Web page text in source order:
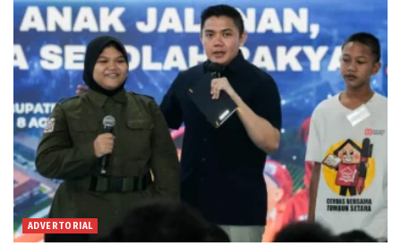
ADVERTORIAL